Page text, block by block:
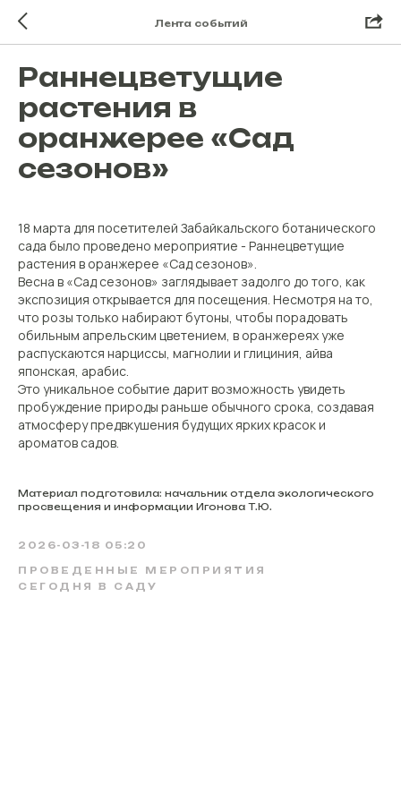
Лента событий
Раннецветущие
растения в
оранжерее «Сад
сезонов»
18 марта для посетителей Забайкальского ботанического
сада было проведено мероприятие - Раннецветущие
растения в оранжерее «Сад сезонов».
Весна в «Сад сезонов» заглядывает задолго до того, как
экспозиция открывается для посещения. Несмотря на то,
что розы только набирают бутоны, чтобы порадовать
обильным апрельским цветением, в оранжереях уже
распускаются нарциссы, магнолии и глициния, айва
японская, арабис.
Это уникальное событие дарит возможность увидеть
пробуждение природы раньше обычного срока, создавая
атмосферу предвкушения будущих ярких красок и
ароматов садов.
Материал подготовила: начальник отдела экологического
просвещения и информации Игонова Т.Ю.
2026-03-18 05:20
ПРОВЕДЕННЫЕ МЕРОПРИЯТИЯ
СЕГОДНЯ В САДУ